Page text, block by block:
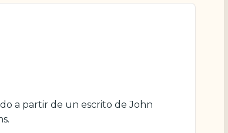
a partir de un escrito de John